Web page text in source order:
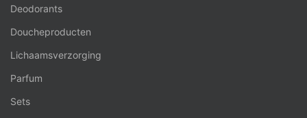
Deodorants
Doucheproducten
Lichaamsverzorging
Parfum
Sets